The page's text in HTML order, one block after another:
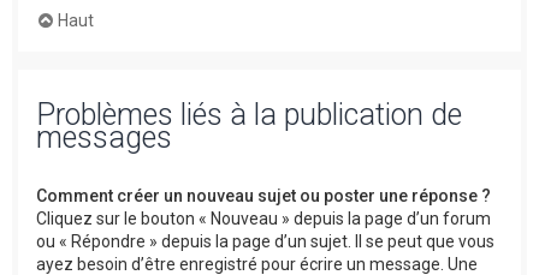
Haut
Problèmes liés à la publication de
messages
Comment créer un nouveau sujet ou poster une réponse ?
Cliquez sur le bouton « Nouveau » depuis la page d’un forum
ou « Répondre » depuis la page d’un sujet. Il se peut que vous
ayez besoin d’être enregistré pour écrire un message. Une